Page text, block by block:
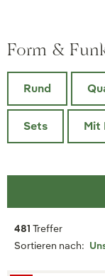
Form &
Rund
Sets Mit
481 Treffer
Sortieren nach: